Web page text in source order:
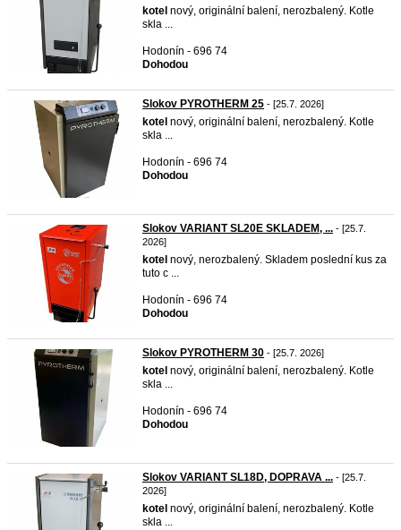
kotel nový, originální balení, nerozbalený. Kotle
skla ...
Hodonín - 696 74
Dohodou
Slokov PYROTHERM 25 - [25.7. 2026]
kotel nový, originální balení, nerozbalený. Kotle
skla ...
Hodonín - 696 74
Dohodou
Slokov VARIANT SL20E SKLADEM, ... - [25.7.
2026]
kotel nový, nerozbalený. Skladem poslední kus za
tuto c ...
Hodonín - 696 74
Dohodou
Slokov PYROTHERM 30 - [25.7. 2026]
kotel nový, originální balení, nerozbalený. Kotle
skla ...
Hodonín - 696 74
Dohodou
Slokov VARIANT SL18D, DOPRAVA ... - [25.7.
2026]
kotel nový, originální balení, nerozbalený. Kotle
skla ...